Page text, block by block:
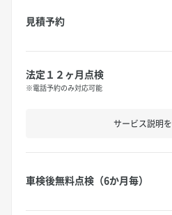
見積予約
法定１２ヶ月点検
※電話予約のみ対応可能
サービス説明
車検後無料点検（6か月毎）